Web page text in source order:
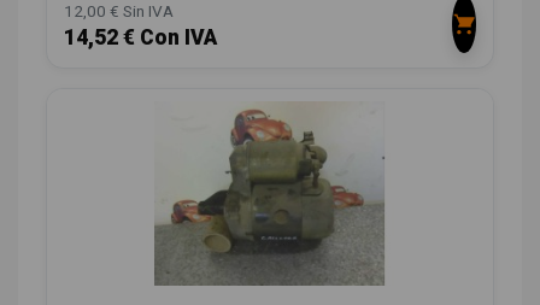
12,00 € Sin IVA
14,52 € Con IVA